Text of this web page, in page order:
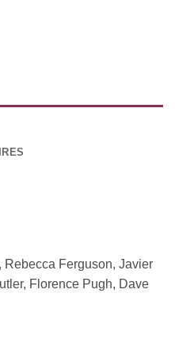
Ferguson, Javier
Florence Pugh, Dave